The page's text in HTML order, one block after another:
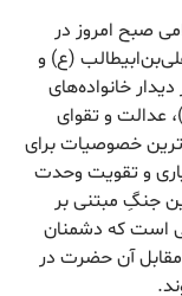
صبح امروز در
(ع) و
خانواده‌های
اقتدار)، عدالت و تقوای
خصوصیات برای
و تقویت وحدت
جنگِ مبتنی بر
است که دشمنان
آن حضرت در